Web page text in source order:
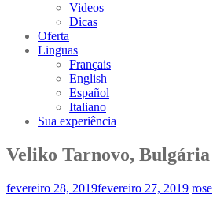
Videos
Dicas
Oferta
Linguas
Français
English
Español
Italiano
Sua experiência
Veliko Tarnovo, Bulgária
fevereiro 28, 2019fevereiro 27, 2019 rose